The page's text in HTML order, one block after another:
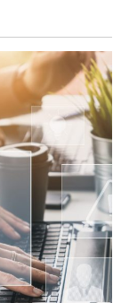
已全面鬆綁，
作室、個人品
東人數與資
定，有限公司
人有限公司：
事，並擔任公
，所有股東皆
滿 18 歲，具
是集團稅務的
你準備好了
著企業穩健發
，擴展事業版
面對跨區經營
長的煩惱」：
以有效覆蓋地
乏在地實體據
影響客戶滿意
政區域進行業
遵循問題，是
市場的客戶對